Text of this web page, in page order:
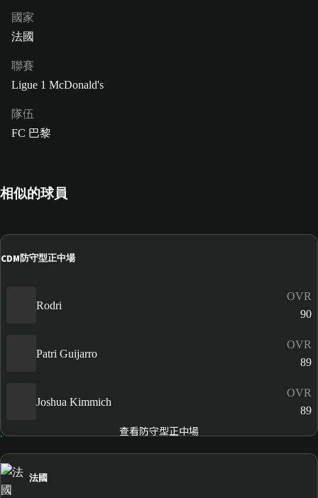
國家
法國
聯賽
Ligue 1 McDonald's
隊伍
FC 巴黎
相似的球員
CDM 防守型正中場
Rodri
OVR
90
Patri Guijarro
OVR
89
Joshua Kimmich
OVR
89
查看防守型正中場
法國